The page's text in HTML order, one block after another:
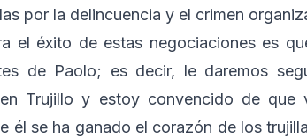
por la delincuencia y el crimen
el éxito de estas negociaciones es
de Paolo; es decir, le daremos
Trujillo y estoy convencido de
él se ha ganado el corazón de los